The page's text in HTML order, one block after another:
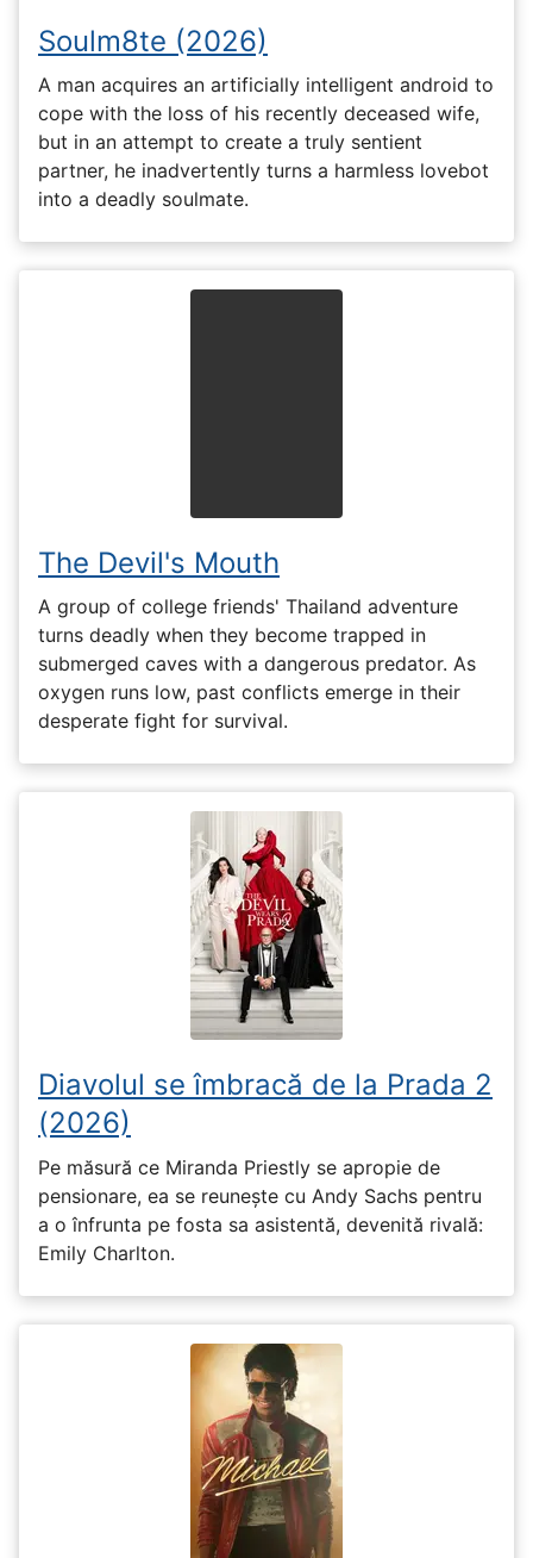
Soulm8te (2026)
A man acquires an artificially intelligent android to
cope with the loss of his recently deceased wife,
but in an attempt to create a truly sentient
partner, he inadvertently turns a harmless lovebot
into a deadly soulmate.
The Devil's Mouth
A group of college friends' Thailand adventure
turns deadly when they become trapped in
submerged caves with a dangerous predator. As
oxygen runs low, past conflicts emerge in their
desperate fight for survival.
Diavolul se îmbracă de la Prada 2
(2026)
Pe măsură ce Miranda Priestly se apropie de
pensionare, ea se reunește cu Andy Sachs pentru
a o înfrunta pe fosta sa asistentă, devenită rivală:
Emily Charlton.